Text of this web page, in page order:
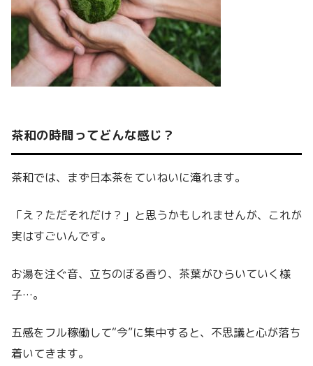
茶和の時間ってどんな感じ？
茶和では、まず日本茶をていねいに淹れます。
「え？ただそれだけ？」と思うかもしれませんが、これが
実はすごいんです。
お湯を注ぐ音、立ちのぼる香り、茶葉がひらいていく様
子…。
五感をフル稼働して“今”に集中すると、不思議と心が落ち
着いてきます。